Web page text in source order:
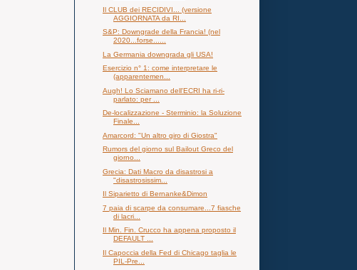
Il CLUB dei RECIDIVI... (versione
AGGIORNATA da RI...
S&P: Downgrade della Francia! (nel
2020...forse......
La Germania downgrada gli USA!
Esercizio n° 1: come interpretare le
(apparentemen...
Augh! Lo Sciamano dell'ECRI ha ri-ri-
parlato: per ...
De-localizzazione - Sterminio: la Soluzione
Finale...
Amarcord: "Un altro giro di Giostra"
Rumors del giorno sul Bailout Greco del
giorno...
Grecia: Dati Macro da disastrosi a
"disastrosissim...
Il Siparietto di Bernanke&Dimon
7 paia di scarpe da consumare...7 fiasche
di lacri...
Il Min. Fin. Crucco ha appena proposto il
DEFAULT ...
Il Capoccia della Fed di Chicago taglia le
PIL-Pre...